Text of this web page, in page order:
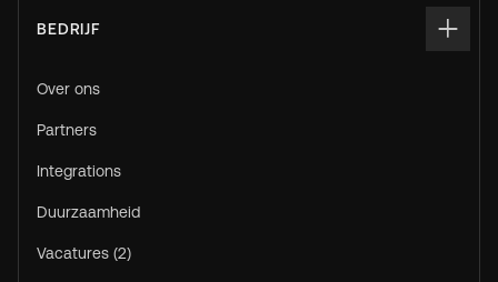
BEDRIJF
Over ons
Partners
Integrations
Duurzaamheid
Vacatures (2)